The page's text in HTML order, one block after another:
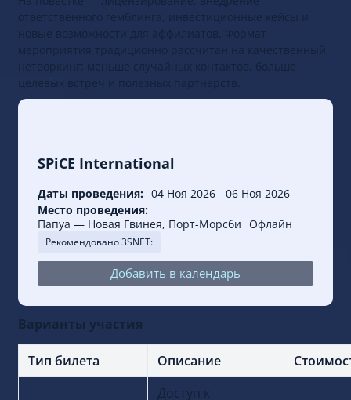
На повестке — лицензирование, внедрение
ответственного гемблинга, инвестиционные кейсы и
новые возможности для аффилиатов. Формат
мероприятия традиционно рассчитан на качественный
нетворкинг: меньше случайных контактов, больше
целевых встреч и полезных партнерств.
SPiCE International
Даты проведения: 04 Ноя 2026
06 Ноя 2026
Место проведения:
Папуа — Новая Гвинея, Порт-Морсби
Офлайн
Рекомендовано 3SNET:
Добавить в календарь
Варианты участия
Тип билета Описание